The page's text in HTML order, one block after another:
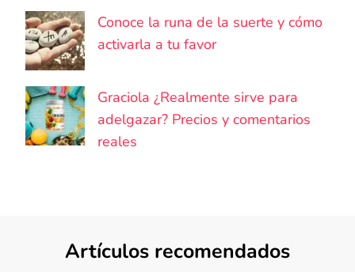
Conoce la runa de la suerte y cómo
activarla a tu favor
Graciola ¿Realmente sirve para
adelgazar? Precios y comentarios
reales
Artículos recomendados